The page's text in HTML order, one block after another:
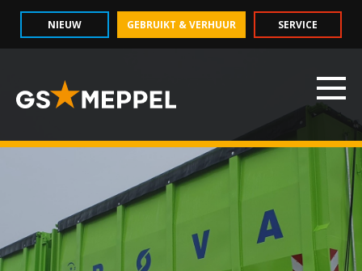
NIEUW GEBRUIKT & VERHUUR SERVICE